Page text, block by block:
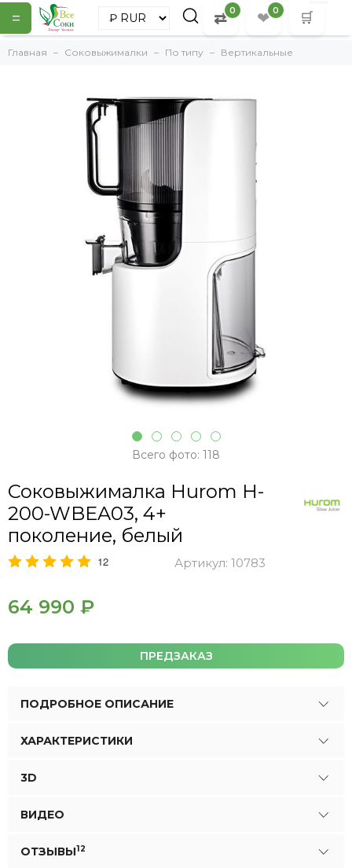
= ⇄ 0 ❤ 0 🛒
Главная Соковыжималки По типу Вертикальные
Всего фото: 118
Соковыжималка Hurom H-
200-WBEA03, 4+
поколение, белый
12 Артикул: 10783
64 990 ₽
ПРЕДЗАКАЗ
ПОДРОБНОЕ ОПИСАНИЕ
ХАРАКТЕРИСТИКИ
3D
ВИДЕО
ОТЗЫВЫ12